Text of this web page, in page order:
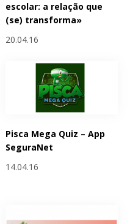
escolar: a relação que
(se) transforma»
20.04.16
Pisca Mega Quiz – App
SeguraNet
14.04.16